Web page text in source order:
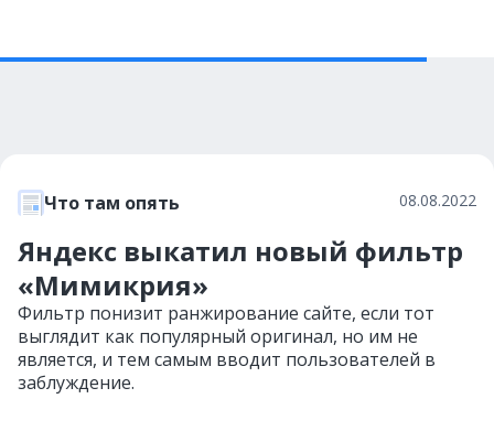
Что там опять 08.08.2022
Яндекс выкатил новый фильтр
«Мимикрия»
Фильтр понизит ранжирование сайте, если тот
выглядит как популярный оригинал, но им не
является, и тем самым вводит пользователей в
заблуждение.